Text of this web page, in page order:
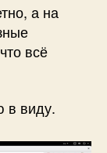
а на
всё
в виду.